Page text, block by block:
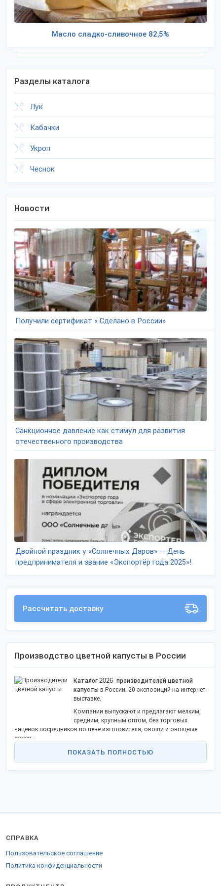
Масло сладко-сливочное 82,5%
Разделы каталога
Лук
Кабачки
Укроп
Чеснок
Новости
Получили сертификат « Сделано в России»
Санкционное давление как стимул для развития
отечественного производства
Двойной праздник у «Солнечных Даров» — День
предпринимателя и звание «Экспортёр года 2025»!
Рассчитать доставку
Производство цветной капусты в России
Каталог 2026 производителей цветной
капусты в России. 20 экспозиций на интернет-
выставке.
Компании выпускают и предлагают мелким,
средним, крупным оптом, без торговых
наценок посредников по цене изготовителя, овощи и овощные
смеси:
консервированные
нормам и регламентам производства России.
Производителями цветной капусты и брокколи налажено
товара:
ПОКАЗАТЬ ПОЛНОСТЬЮ
СПРАВКА
Пользовательское соглашение
Политика конфиденциальности